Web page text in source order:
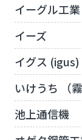
イーグル工
イーズ
イグス (igus)
いけうち （
池上通信機